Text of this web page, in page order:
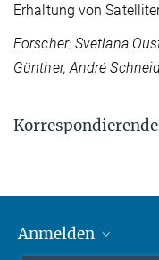
Erhaltung von
Forscher: Svetlana
Günther, André
Anmelden